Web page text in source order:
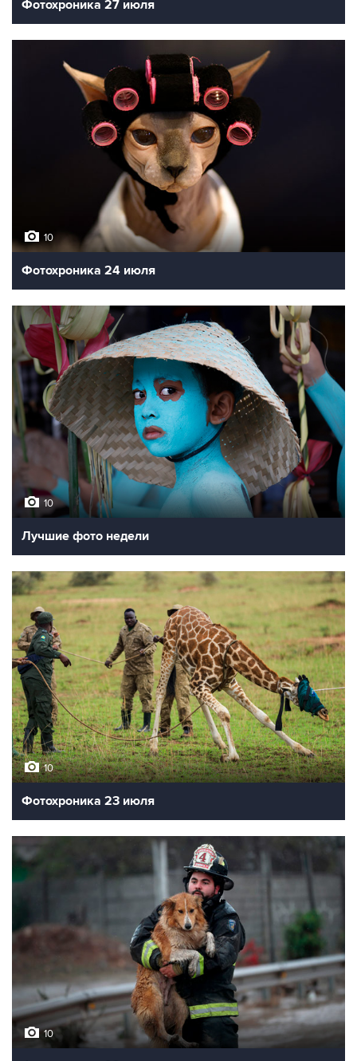
Фотохроника 27 июля
10
Фотохроника 24 июля
10
Лучшие фото недели
10
Фотохроника 23 июля
10